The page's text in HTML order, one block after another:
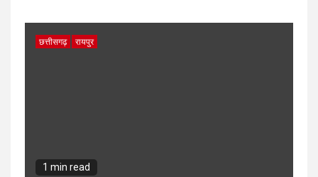
छत्तीसगढ़ रायपुर
1 min read